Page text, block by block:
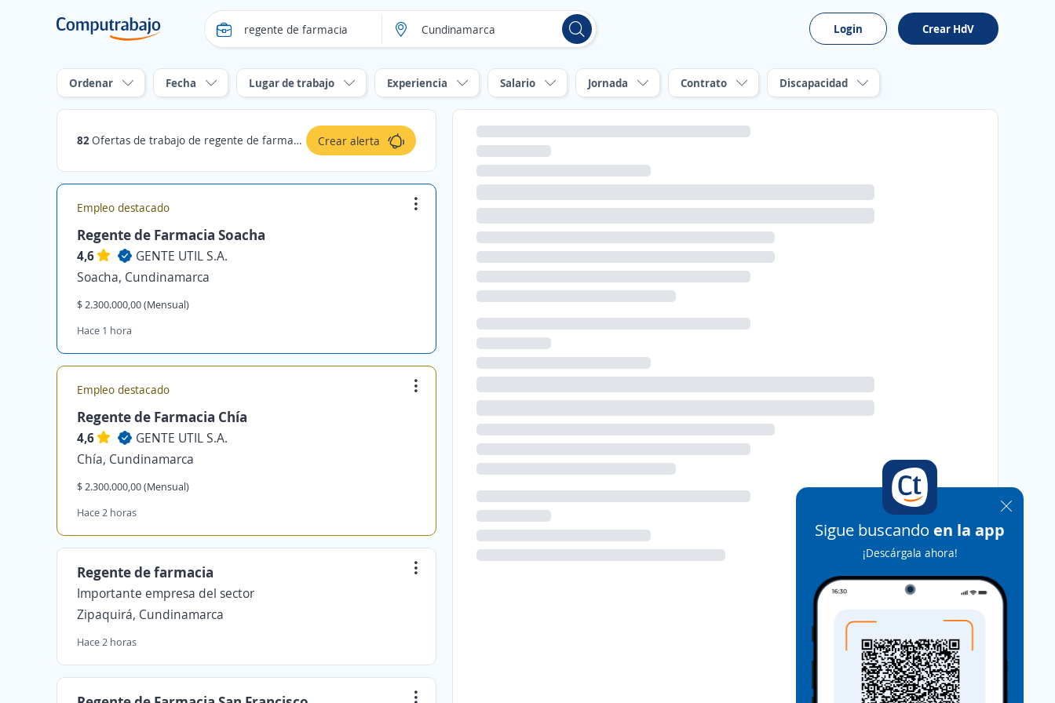
Login Crear HdV
Ordenar Fecha Lugar de trabajo Experiencia Salario Jornada Contrato Discapacidad
82Ofertas de trabajo de regente de farmacia en Cundinamarca Crear alerta
Empleo destacado
Regente de Farmacia Soacha
4,6
GENTE UTIL S.A.
Soacha, Cundinamarca
$ 2.300.000,00 (Mensual)
Hace 1 hora
Empleo destacado
Regente de Farmacia Chía
4,6
GENTE UTIL S.A.
Chía, Cundinamarca
$ 2.300.000,00 (Mensual)
Hace 2 horas
Regente de farmacia
Importante empresa del sector
Zipaquirá, Cundinamarca
Hace 2 horas
Sigue buscando en la app
¡Descárgala ahora!